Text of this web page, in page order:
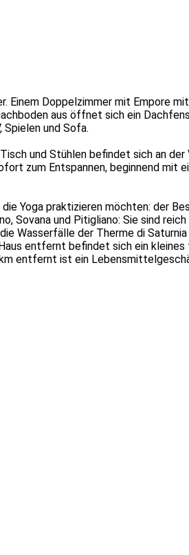
Einem Doppelzimmer mit Empore
aus öffnet sich ein
und Sofa.
und Stühlen befindet sich an
zum Entspannen, beginnend mit
Yoga praktizieren möchten: der
Sovana und Pitigliano: Sie sind
Wasserfälle der Therme di
entfernt befindet sich ein
km entfernt ist ein